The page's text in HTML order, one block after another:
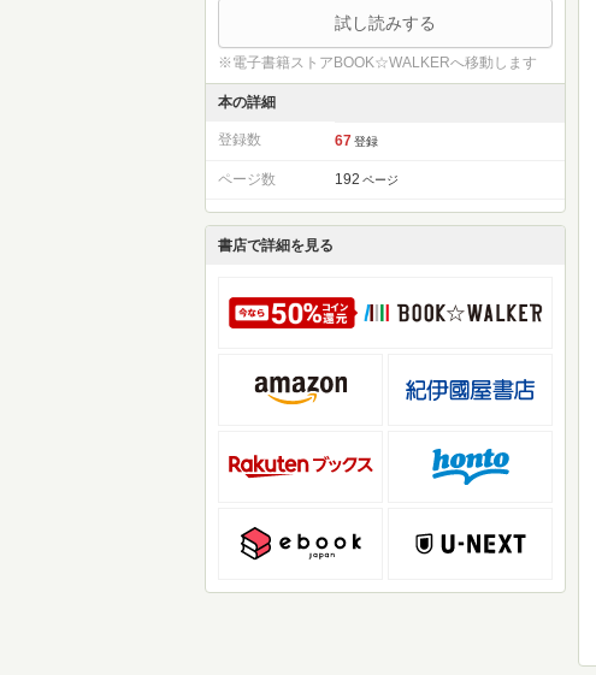
試し読みする
※電子書籍ストアBOOK☆WALKERへ移動します
本の詳細
登録数 67 登録
ページ数 192 ページ
書店で詳細を見る